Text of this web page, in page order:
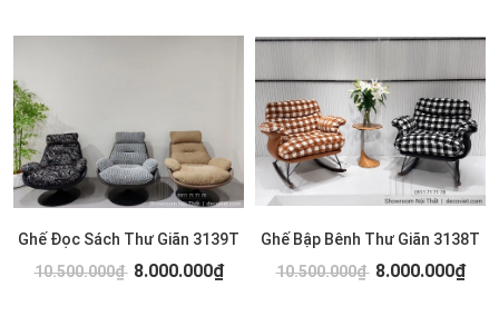
Ghế Đọc Sách Thư Giãn 3139T
10.500.000₫ 8.000.000₫
Ghế Bập Bênh Thư Giãn 3138T
10.500.000₫ 8.000.000₫